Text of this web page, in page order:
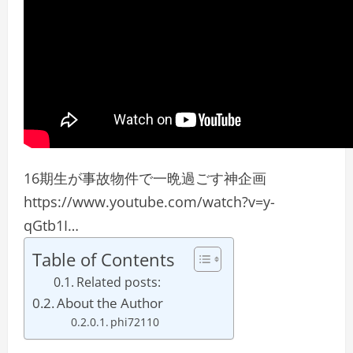
16期生が事故物件で一晩過ごす神企画
https://www.youtube.com/watch?v=y-
qGtb1I…
Table of Contents
Related posts:
About the Author
phi72110